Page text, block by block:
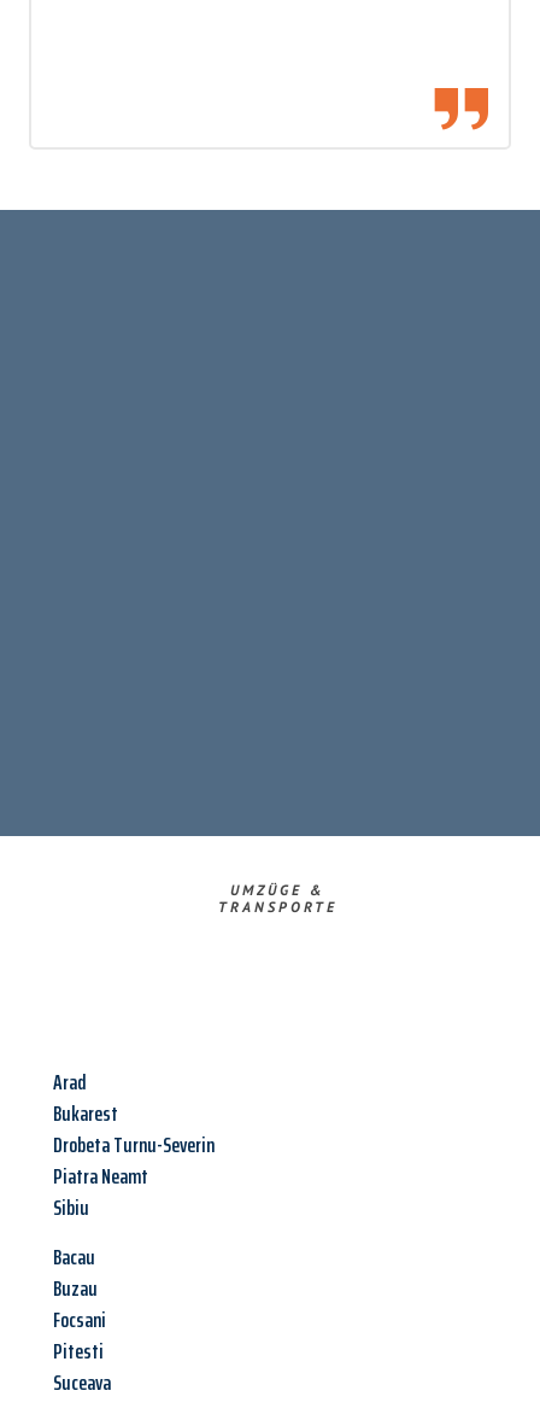
UMZÜGE &
TRANSPORTE
Arad
Bukarest
Drobeta Turnu-Severin
Piatra Neamt
Sibiu
Bacau
Buzau
Focsani
Pitesti
Suceava